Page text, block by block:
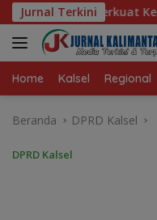
Langsung
ke
konten
Jurnal Terkini
Kesejahteraan
Home Kalsel Regional
Beranda DPRD Kalsel
DPRD Kalsel